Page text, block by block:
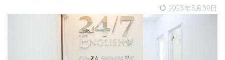
2025年5月30日